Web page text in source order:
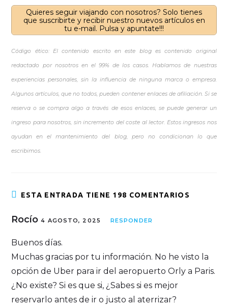
Quieres seguir viajando con nosotros? Solo tienes
que suscribirte y recibir nuestro nuevos artículos en
tu e-mail. Pulsa y apuntate!!!
Código ético: El contenido escrito en este blog es contenido original
redactado por nosotros en el 99% de los casos. Hablamos de nuestras
experiencias personales, sin la influencia de ninguna marca o empresa.
Algunos artículos, que no todos, pueden contener enlaces de afiliación. Si se
reserva o se compra algo a través de esos enlaces, se puede generar un
ingreso para nosotros, sin incremento del coste al lector. Estos ingresos nos
ayudan en el mantenimiento del blog, pero no condicionan lo que
escribimos.
ESTA ENTRADA TIENE 198 COMENTARIOS
Rocío4 AGOSTO, 2025 RESPONDER
Buenos días.
Muchas gracias por tu información. No he visto la
opción de Uber para ir del aeropuerto Orly a Paris.
¿No existe? Si es que si, ¿Sabes si es mejor
reservarlo antes de ir o justo al aterrizar?